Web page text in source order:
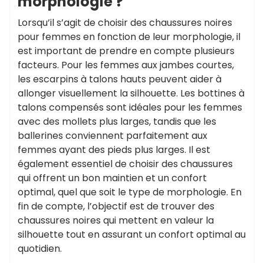
Lorsqu’il s’agit de choisir des chaussures noires
pour femmes en fonction de leur morphologie, il
est important de prendre en compte plusieurs
facteurs. Pour les femmes aux jambes courtes,
les escarpins à talons hauts peuvent aider à
allonger visuellement la silhouette. Les bottines à
talons compensés sont idéales pour les femmes
avec des mollets plus larges, tandis que les
ballerines conviennent parfaitement aux
femmes ayant des pieds plus larges. Il est
également essentiel de choisir des chaussures
qui offrent un bon maintien et un confort
optimal, quel que soit le type de morphologie. En
fin de compte, l’objectif est de trouver des
chaussures noires qui mettent en valeur la
silhouette tout en assurant un confort optimal au
quotidien.